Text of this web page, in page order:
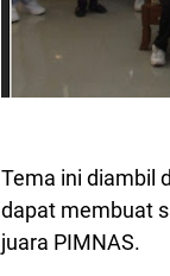
Tema ini diambil
dapat membuat
juara PIMNAS.